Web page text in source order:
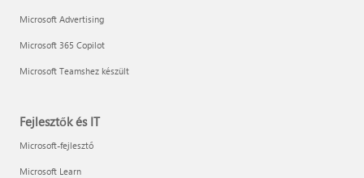
Microsoft Advertising
Microsoft 365 Copilot
Microsoft Teamshez készült
Fejlesztők és IT
Microsoft-fejlesztő
Microsoft Learn